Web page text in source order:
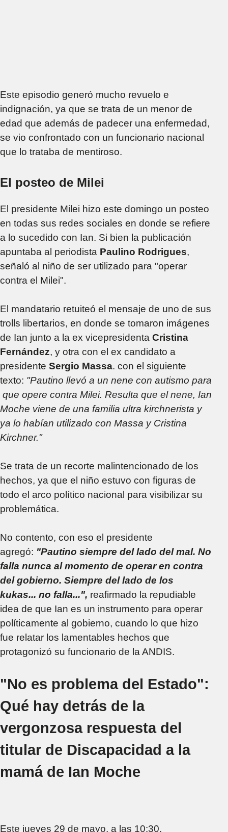
Este episodio generó mucho revuelo e
indignación, ya que se trata de un menor de
edad que además de padecer una enfermedad,
se vio confrontado con un funcionario nacional
que lo trataba de mentiroso.
El posteo de Milei
El presidente Milei hizo este domingo un posteo
en todas sus redes sociales en donde se refiere
a lo sucedido con Ian. Si bien la publicación
apuntaba al periodista Paulino Rodrigues,
señaló al niño de ser utilizado para "operar
contra el Milei".
El mandatario retuiteó el mensaje de uno de sus
trolls libertarios, en donde se tomaron imágenes
de Ian junto a la ex vicepresidenta Cristina
Fernández, y otra con el ex candidato a
presidente Sergio Massa. con el siguiente
texto: "Pautino llevó a un nene con autismo para
que opere contra Milei. Resulta que el nene, Ian
Moche viene de una familia ultra kirchnerista y
ya lo habían utilizado con Massa y Cristina
Kirchner."
Se trata de un recorte malintencionado de los
hechos, ya que el niño estuvo con figuras de
todo el arco político nacional para visibilizar su
problemática.
No contento, con eso el presidente
agregó: "Pautino siempre del lado del mal. No
falla nunca al momento de operar en contra
del gobierno. Siempre del lado de los
kukas... no falla...", reafirmado la repudiable
idea de que Ian es un instrumento para operar
políticamente al gobierno, cuando lo que hizo
fue relatar los lamentables hechos que
protagonizó su funcionario de la ANDIS.
"No es problema del Estado":
Qué hay detrás de la
vergonzosa respuesta del
titular de Discapacidad a la
mamá de Ian Moche
Este jueves 29 de mayo, a las 10:30,